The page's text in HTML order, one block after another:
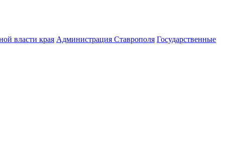
власти края Администрация Ставрополя Государственные